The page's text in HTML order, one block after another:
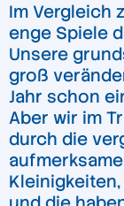
Im Vergleich
enge Spiele
Unsere
groß
Jahr schon
Aber wir im
durch die